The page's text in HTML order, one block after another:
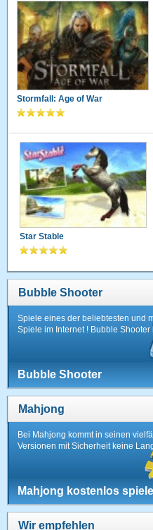
Stormfall: Age of War
Star Stable
Bubble Shooter
Spiele eines der beliebtesten und
Spiele im Internet ! Bubble Shooter
Bubble Shooter
Mahjong
Bei Mahjong kommt in seinen
Versionen mit Sicherheit keine
Mahjong kostenlos
Wir empfehlen